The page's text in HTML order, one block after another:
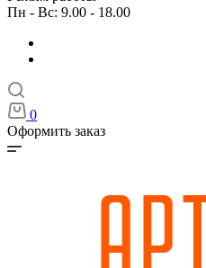
Пн - Вс: 9.00 - 18.00
0
Оформить заказ